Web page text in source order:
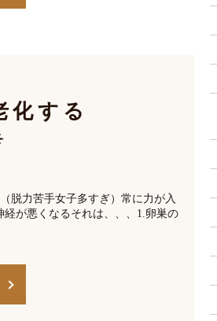
化する
脱力苦手女子多すぎ）常に力が入
が悪くなるそれは、、、1.卵巣の